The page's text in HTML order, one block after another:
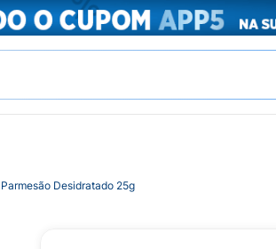
Desidratado 25g